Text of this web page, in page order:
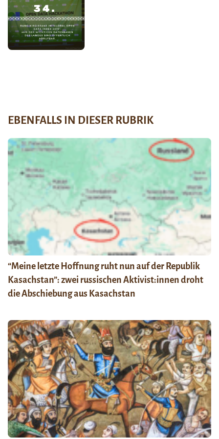
EBENFALLS IN DIESER RUBRIK
“Meine letzte Hoffnung ruht nun auf der Republik
Kasachstan”: zwei russischen Aktivist:innen droht
die Abschiebung aus Kasachstan